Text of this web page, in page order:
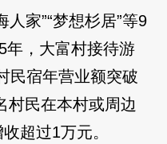
家”“梦想杉居”等9
年，大富村接待游
民宿年营业额突破
村民在本村或周边
超过1万元。